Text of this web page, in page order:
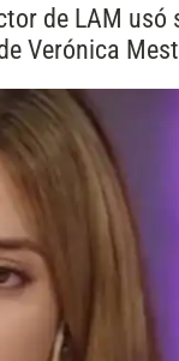
de LAM
Verónica